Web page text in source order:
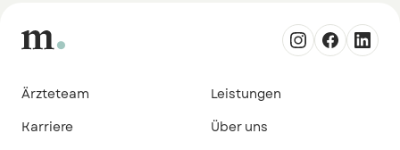
Ärzteteam
Leistungen
Karriere
Über uns